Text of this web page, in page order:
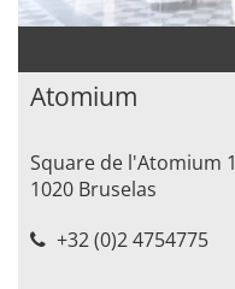
Atomium
Square de l'Atomium 1
1020 Bruselas
+32 (0)2 4754775